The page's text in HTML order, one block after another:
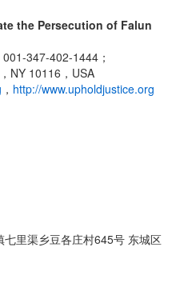
the Persecution of Falun
347-402-1444；
NY 10116，USA
， http://www.upholdjustice.org
里渠乡豆各庄村645号 东城区